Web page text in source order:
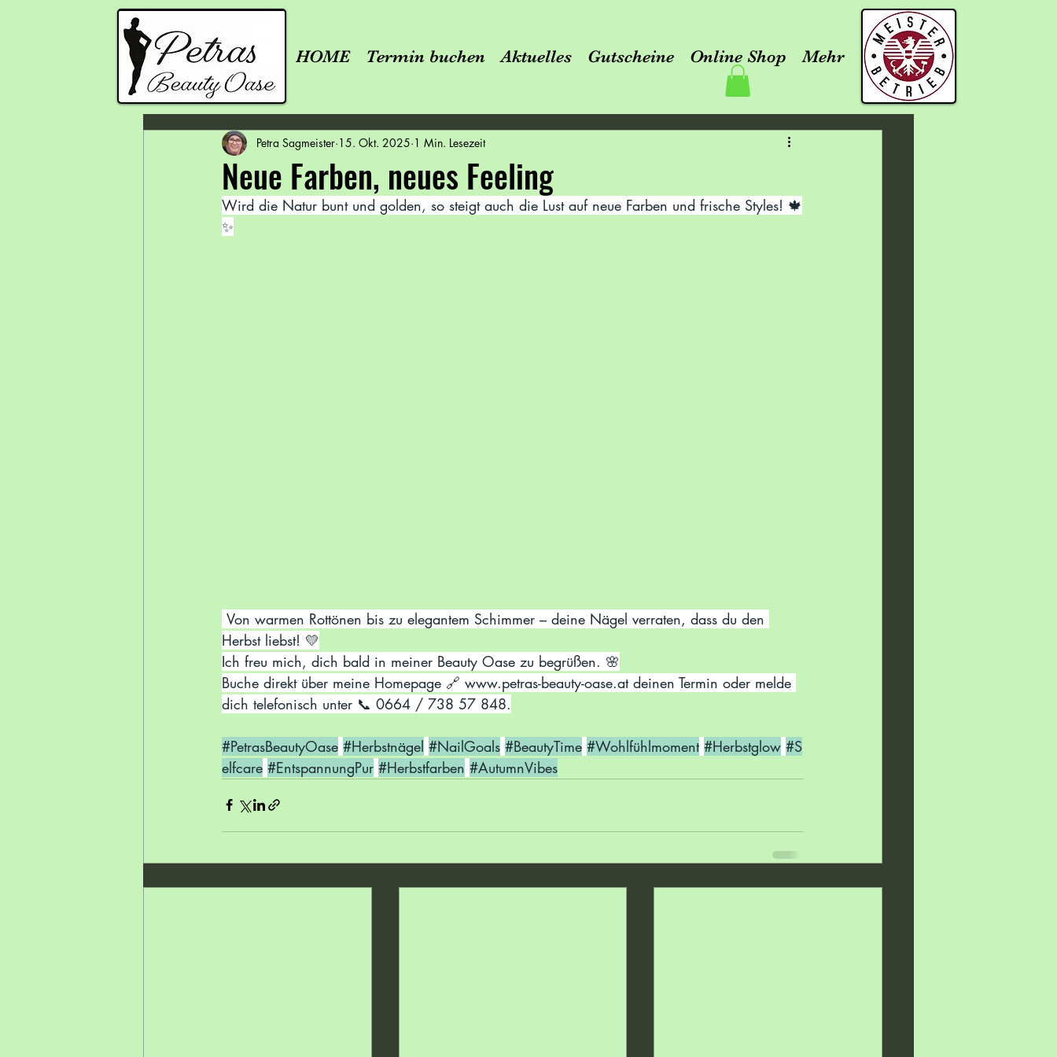
HOME Termin buchen Aktuelles Gutscheine Online Shop Mehr
Neue Farben, neues Feeling
Petra Sagmeister 15. Okt. 2025 1 Min. Lesezeit
Wird die Natur bunt und golden, so steigt auch die Lust auf neue Farben und frische Styles! 🍁
✨
Herbst liebst! 💛
Ich freu mich, dich bald in meiner Beauty Oase zu begrüßen. 🌸
Buche direkt über meine Homepage 🔗 www.petras-beauty-oase.at deinen Termin oder melde
dich telefonisch unter 📞 0664 / 738 57 848.
#PetrasBeautyOase #Herbstnägel #NailGoals #BeautyTime #Wohlfühlmoment #Herbstglow #S
elfcare #EntspannungPur #Herbstfarben #AutumnVibes